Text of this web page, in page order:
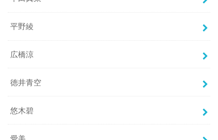
平野綾
広橋涼
徳井青空
悠木碧